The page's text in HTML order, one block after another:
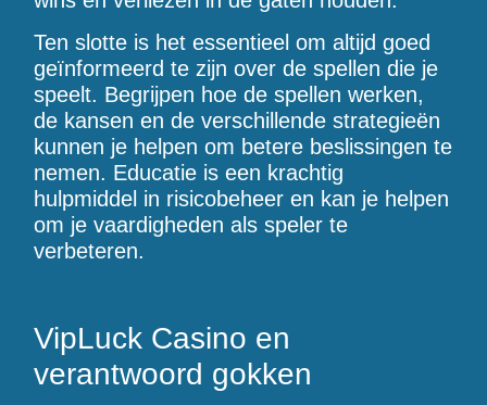
Ten slotte is het essentieel om altijd goed
geïnformeerd te zijn over de spellen die je
speelt. Begrijpen hoe de spellen werken,
de kansen en de verschillende strategieën
kunnen je helpen om betere beslissingen te
nemen. Educatie is een krachtig
hulpmiddel in risicobeheer en kan je helpen
om je vaardigheden als speler te
verbeteren.
VipLuck Casino en
verantwoord gokken